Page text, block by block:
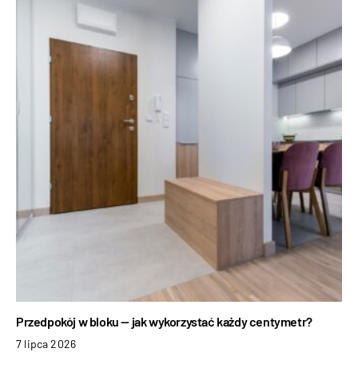
Przedpokój w bloku — jak wykorzystać każdy centymetr?
7 lipca 2026